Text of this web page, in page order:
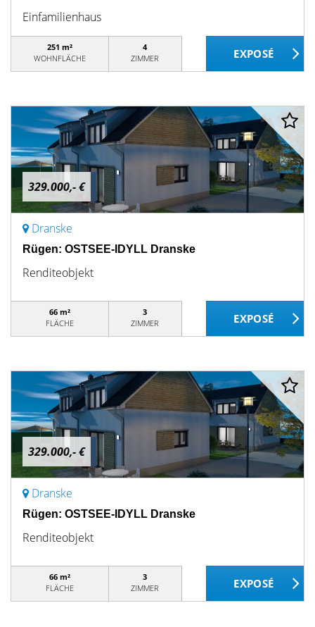
Einfamilienhaus
251 m²
WOHNFLÄCHE
4
ZIMMER
329.000,- €
Dranske
Rügen: OSTSEE-IDYLL Dranske
Renditeobjekt
66 m²
FLÄCHE
3
ZIMMER
329.000,- €
Dranske
Rügen: OSTSEE-IDYLL Dranske
Renditeobjekt
66 m²
FLÄCHE
3
ZIMMER